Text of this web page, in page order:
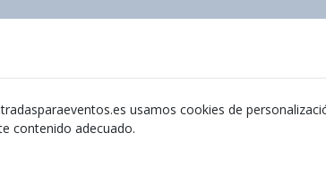
usamos cookies de
contenido adecuado.
18-05-2025